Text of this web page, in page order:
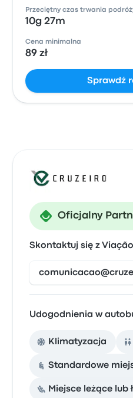
Przeciętny czas trwania
10g 27m
Cena minimalna
89 zł
Sprawdź
Oficjalny
Skontaktuj się z
Udogodnienia w
Klimatyzacja
Standardowe
Miejsce leżące lub